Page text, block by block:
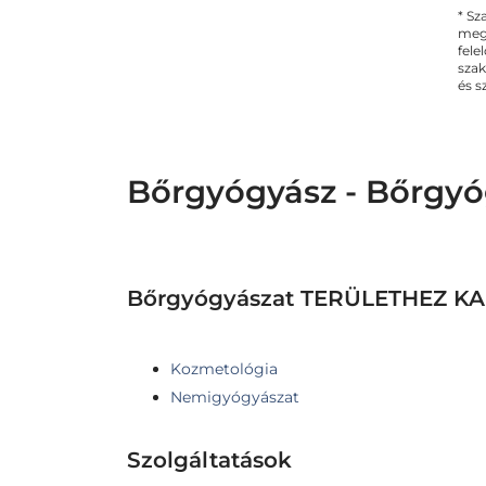
*
és
Bőrgyógyász -
Bőrgyógyászat TERÜLETHEZ
Kozmetológia
Nemigyógyászat
Szolgáltatások